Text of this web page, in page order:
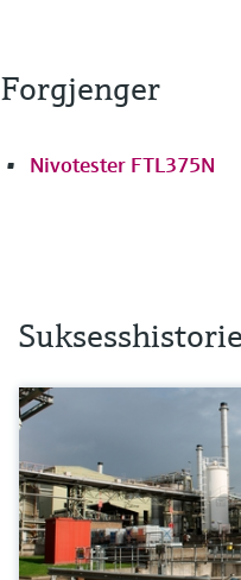
Forgjenger
Nivotester FTL375N